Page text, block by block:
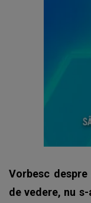
Vorbesc
de vedere, nu